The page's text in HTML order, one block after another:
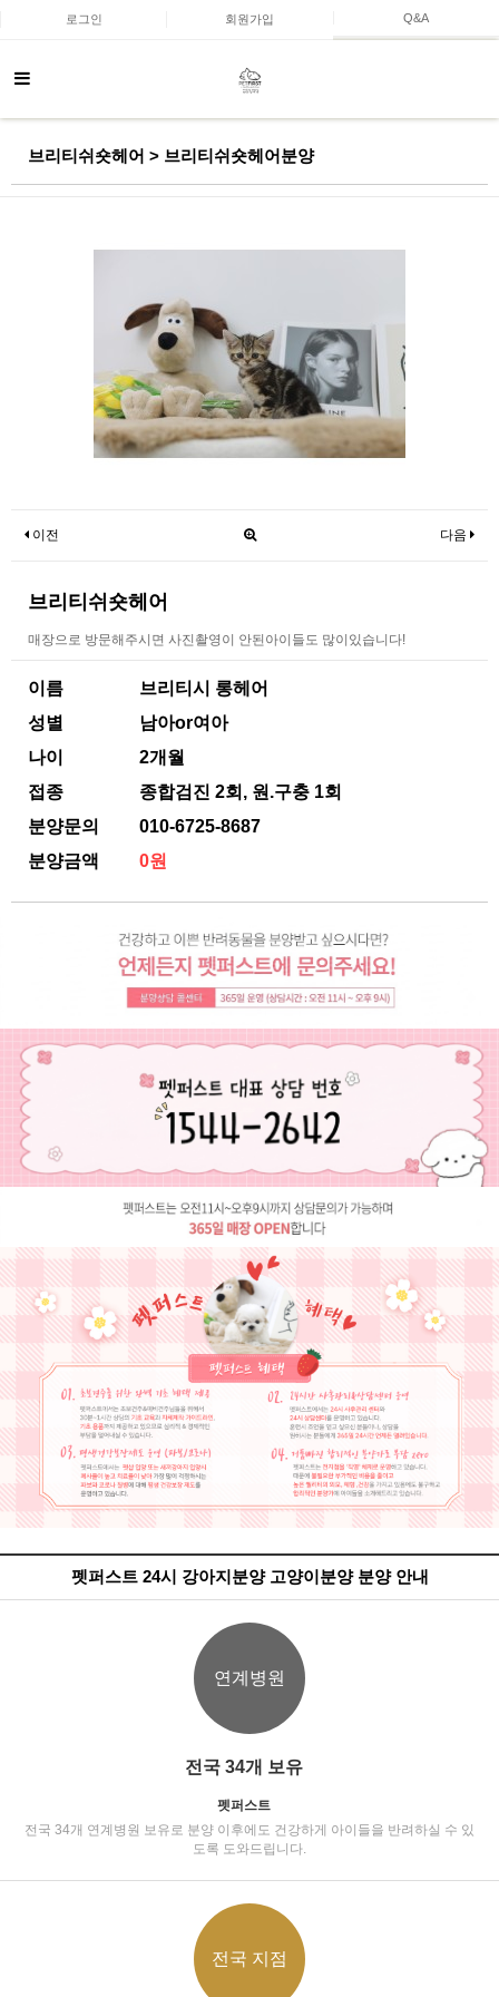
로그인 회원가입 Q&A
브리티쉬숏헤어 > 브리티쉬숏헤어분양
이전 다음
브리티쉬숏헤어
매장으로 방문해주시면 사진촬영이 안된아이들도 많이있습니다!
이름
브리티시 롱헤어
성별
남아or여아
나이
2개월
접종
종합검진 2회, 원.구충 1회
분양문의
010-6725-8687
분양금액
0원
펫퍼스트 24시 강아지분양 고양이분양 분양 안내
연계병원
전국 34개 보유
펫퍼스트
전국 34개 연계병원 보유로 분양 이후에도 건강하게 아이들을 반려하실 수 있
도록 도와드립니다.
전국 지점